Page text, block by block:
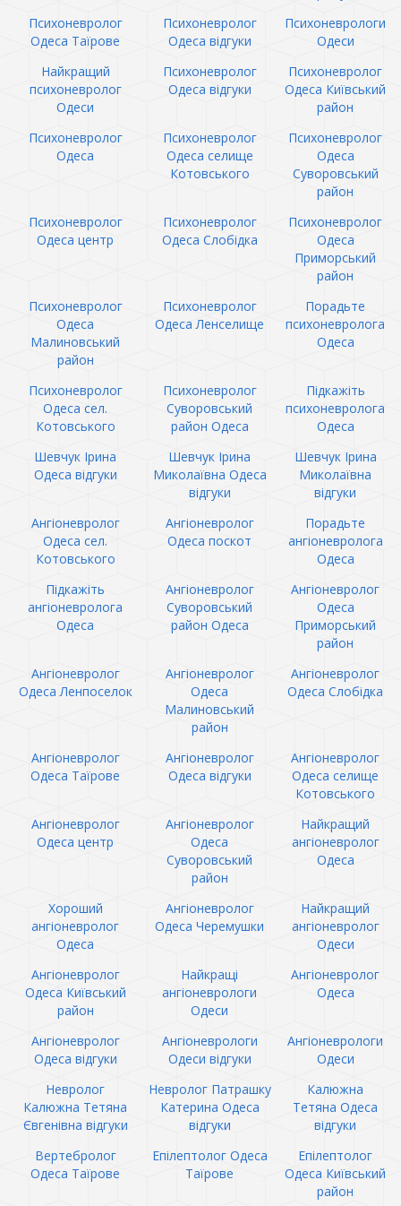
Психоневролог
Одеса Таїрове
Психоневролог
Одеса відгуки
Психоневрологи
Одеси
Найкращий
психоневролог
Одеси
Психоневролог
Одеса відгуки
Психоневролог
Одеса Київський
район
Психоневролог
Одеса
Психоневролог
Одеса селище
Котовського
Психоневролог
Одеса
Суворовський
район
Психоневролог
Одеса центр
Психоневролог
Одеса Слобідка
Психоневролог
Одеса
Приморський
район
Психоневролог
Одеса
Малиновський
район
Психоневролог
Одеса Ленселище
Порадьте
психоневролога
Одеса
Психоневролог
Одеса сел.
Котовського
Психоневролог
Суворовський
район Одеса
Підкажіть
психоневролога
Одеса
Шевчук Ірина
Одеса відгуки
Шевчук Ірина
Миколаївна Одеса
відгуки
Шевчук Ірина
Миколаївна
відгуки
Ангіоневролог
Одеса сел.
Котовського
Ангіоневролог
Одеса поскот
Порадьте
ангіоневролога
Одеса
Підкажіть
ангіоневролога
Одеса
Ангіоневролог
Суворовський
район Одеса
Ангіоневролог
Одеса
Приморський
район
Ангіоневролог
Одеса Ленпоселок
Ангіоневролог
Одеса
Малиновський
район
Ангіоневролог
Одеса Слобідка
Ангіоневролог
Одеса Таїрове
Ангіоневролог
Одеса відгуки
Ангіоневролог
Одеса селище
Котовського
Ангіоневролог
Одеса центр
Ангіоневролог
Одеса
Суворовський
район
Найкращий
ангіоневролог
Одеса
Хороший
ангіоневролог
Одеса
Ангіоневролог
Одеса Черемушки
Найкращий
ангіоневролог
Одеси
Ангіоневролог
Одеса Київський
район
Найкращі
ангіоневрологи
Одеси
Ангіоневролог
Одеса
Ангіоневролог
Одеса відгуки
Ангіоневрологи
Одеси відгуки
Ангіоневрологи
Одеси
Невролог
Калюжна Тетяна
Євгенівна відгуки
Невролог Патрашку
Катерина Одеса
відгуки
Калюжна
Тетяна Одеса
відгуки
Вертебролог
Одеса Таїрове
Епілептолог Одеса
Таїрове
Епілептолог
Одеса Київський
район